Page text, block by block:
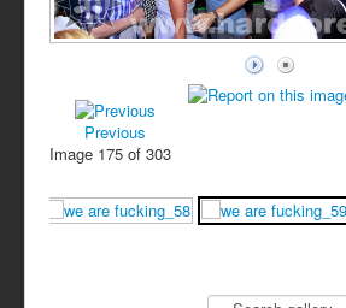
Previous
Image 175 of 303